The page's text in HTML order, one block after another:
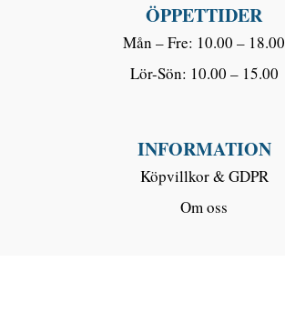
ÖPPETTIDER
Mån – Fre: 10.00 – 18.00
Lör-Sön: 10.00 – 15.00
INFORMATION
Köpvillkor & GDPR
Om oss